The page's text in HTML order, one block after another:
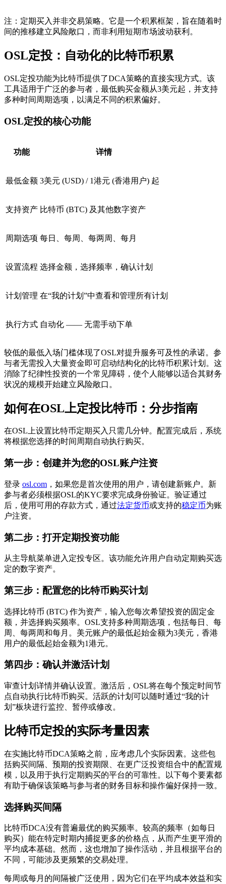
注：定期买入并非交易策略。它是一个积累框架，旨在随着时
间的推移建立风险敞口，而非利用短期市场波动获利。
OSL定投：自动化的比特币积累
OSL定投功能为比特币提供了DCA策略的直接实现方式。该
工具适用于广泛的参与者，最低购买金额从3美元起，并支持
多种时间周期选项，以满足不同的积累偏好。
OSL定投的核心功能
功能 详情
最低金额 3美元 (USD) / 1港元 (香港用户) 起
支持资产 比特币 (BTC) 及其他数字资产
周期选项 每日、每周、每两周、每月
设置流程 选择金额，选择频率，确认计划
计划管理 在“我的计划”中查看和管理所有计划
执行方式 自动化 —— 无需手动下单
较低的最低入场门槛体现了OSL对提升服务可及性的承诺。参
与者无需投入大量资金即可启动结构化的比特币积累计划。这
消除了纪律性投资的一个常见障碍，使个人能够以适合其财务
状况的规模开始建立风险敞口。
如何在OSL上定投比特币：分步指南
在OSL上设置比特币定期买入只需几分钟。配置完成后，系统
将根据您选择的时间周期自动执行购买。
第一步：创建并为您的OSL账户注资
登录 osl.com ，如果您是首次使用的用户，请创建新账户。新
参与者必须根据OSL的KYC要求完成身份验证。验证通过
后，使用可用的存款方式，通过法定货币或支持的稳定币为账
户注资。
第二步：打开定期投资功能
从主导航菜单进入定投专区。该功能允许用户自动定期购买选
定的数字资产。
第三步：配置您的比特币购买计划
选择比特币 (BTC) 作为资产，输入您每次希望投资的固定金
额，并选择购买频率。OSL支持多种周期选项，包括每日、每
周、每两周和每月。美元账户的最低起始金额为3美元，香港
用户的最低起始金额为1港元。
第四步：确认并激活计划
审查计划详情并确认设置。激活后，OSL将在每个预定时间节
点自动执行比特币购买。活跃的计划可以随时通过“我的计
划”板块进行监控、暂停或修改。
比特币定投的实际考量因素
在实施比特币DCA策略之前，应考虑几个实际因素。这些包
括购买间隔、预期的投资期限、在更广泛投资组合中的配置规
模，以及用于执行定期购买的平台的可靠性。以下每个要素都
有助于确保该策略与参与者的财务目标和操作偏好保持一致。
选择购买间隔
比特币DCA没有普遍最优的购买频率。较高的频率（如每日
购买）能在特定时期内捕捉更多的价格点，从而产生更平滑的
平均成本基础。然而，这也增加了操作活动，并且根据平台的
不同，可能涉及更频繁的交易处理。
每周或每月的间隔被广泛使用，因为它们在平均成本效益和实